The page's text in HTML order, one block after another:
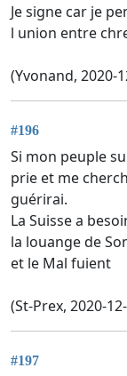
Je signe car je
l union entre
(Yvonand, 2020-
#196
Si mon peuple
prie et me
guérirai.
La Suisse a
la louange de
et le Mal fuient
(St-Prex, 2020-
#197